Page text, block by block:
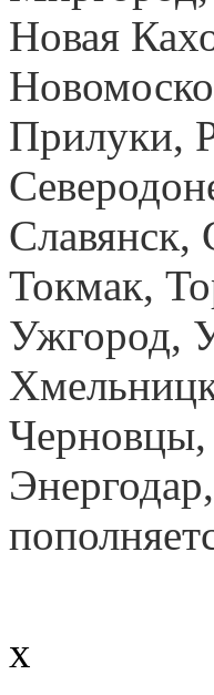
Новая
Прилуки,
Славянск,
Токмак,
Ужгород,
x